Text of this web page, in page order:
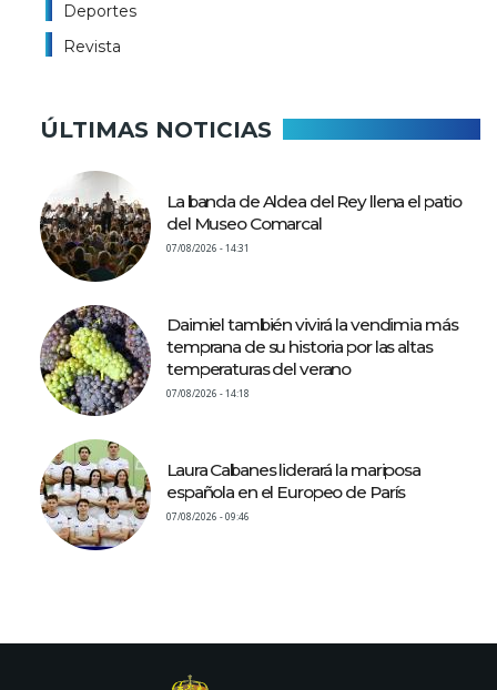
Deportes
Revista
ÚLTIMAS NOTICIAS
La banda de Aldea del Rey llena el patio
del Museo Comarcal
07/08/2026 - 14:31
Daimiel también vivirá la vendimia más
temprana de su historia por las altas
temperaturas del verano
07/08/2026 - 14:18
Laura Cabanes liderará la mariposa
española en el Europeo de París
07/08/2026 - 09:46